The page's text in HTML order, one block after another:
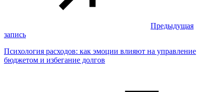
Предыдущая
запись
Психология расходов: как эмоции влияют на управление
бюджетом и избегание долгов